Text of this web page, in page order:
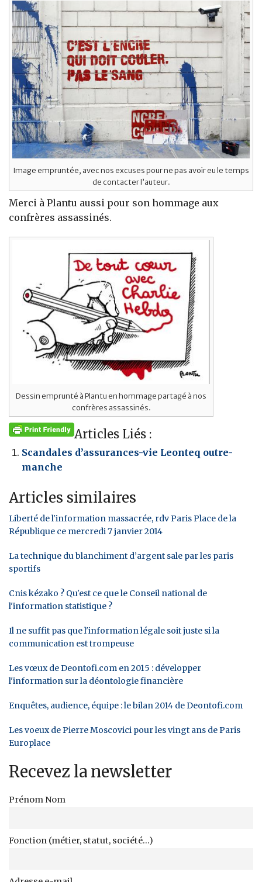
Image empruntée, avec nos excuses pour ne pas avoir eu le temps
de contacter l’auteur.
Merci à Plantu aussi pour son hommage aux
confrères assassinés.
Dessin emprunté à Plantu en hommage partagé à nos
confrères assassinés.
Articles Liés :
Scandales d’assurances-vie Leonteq outre-
manche
Articles similaires
Liberté de l'information massacrée, rdv Paris Place de la
République ce mercredi 7 janvier 2014
La technique du blanchiment d’argent sale par les paris
sportifs
Cnis kézako ? Qu'est ce que le Conseil national de
l'information statistique ?
Il ne suffit pas que l'information légale soit juste si la
communication est trompeuse
Les vœux de Deontofi.com en 2015 : développer
l'information sur la déontologie financière
Enquêtes, audience, équipe : le bilan 2014 de Deontofi.com
Les voeux de Pierre Moscovici pour les vingt ans de Paris
Europlace
Recevez la newsletter
Prénom Nom
Fonction (métier, statut, société...)